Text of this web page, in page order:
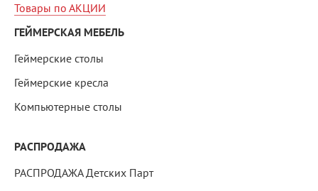
Товары по АКЦИИ
ГЕЙМЕРСКАЯ МЕБЕЛЬ
Геймерские столы
Геймерские кресла
Компьютерные столы
РАСПРОДАЖА
РАСПРОДАЖА Детских Парт